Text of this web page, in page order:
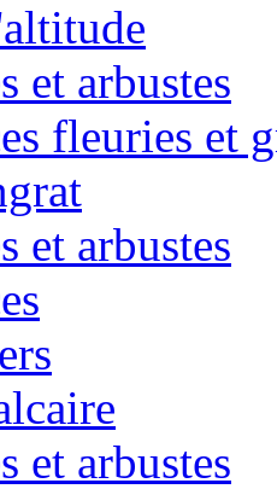
et arbustes
fleuries et
et arbustes
et arbustes